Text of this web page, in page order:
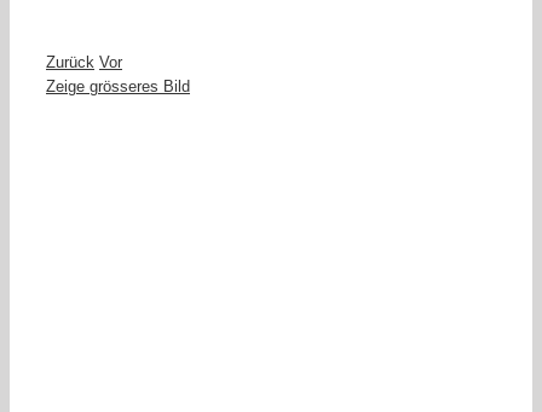
Zurück Vor
Zeige grösseres Bild